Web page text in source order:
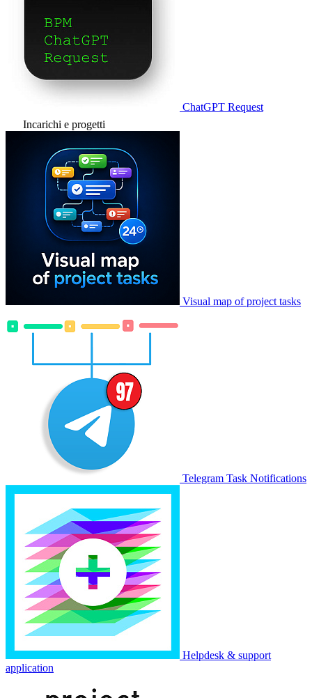
ChatGPT Request
Incarichi e progetti
Visual map of project tasks
Telegram Task Notifications
Helpdesk & support
application